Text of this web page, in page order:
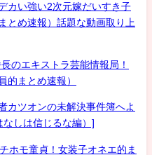
カい強い2次元嫁だいすき子
とめ速報）話題な動画取り上
のエキストラ芸能情報局！
的まとめ速報）
カツオンの未解決事件簿へよ
しは信じるな編）]
モ童貞！女装子オネエ的ま